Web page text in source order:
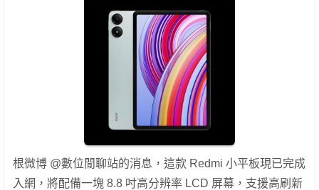
根微博 @數位閒聊站的消息，這款 Redmi 小平板現已完成
入網，將配備一塊 8.8 吋高分辨率 LCD 屏幕，支援高刷新